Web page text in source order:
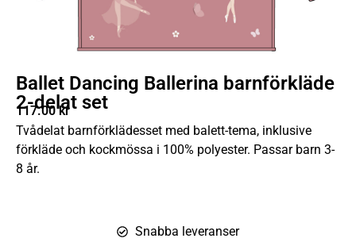
Ballet Dancing Ballerina barnförkläde
2-delat set
117.00kr
Tvådelat barnförklädesset med balett-tema, inklusive
förkläde och kockmössa i 100% polyester. Passar barn 3-
8 år.
Snabba leveranser